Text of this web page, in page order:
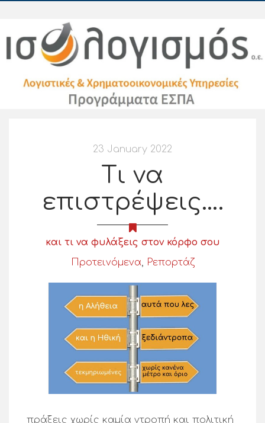
23 January 2022
Τι να
επιστρέψεις….
και τι να φυλάξεις στον κόρφο σου
Προτεινόμενα, Ρεπορτάζ
πράξεις χωρίς καμία ντροπή και πολιτική